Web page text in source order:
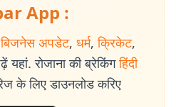
App :
बिजनेस अपडेट, धर्म, क्रिकेट,
यहां. रोजाना की ब्रेकिंग हिंदी
के लिए डाउनलोड करिए